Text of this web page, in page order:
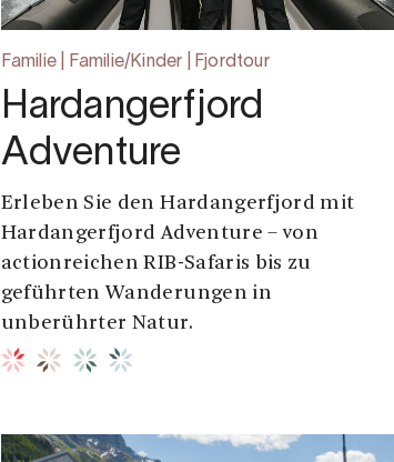
Familie | Familie/Kinder | Fjordtour
Hardangerfjord
Adventure
Erleben Sie den Hardangerfjord mit
Hardangerfjord Adventure – von
actionreichen RIB-Safaris bis zu
geführten Wanderungen in
unberührter Natur.